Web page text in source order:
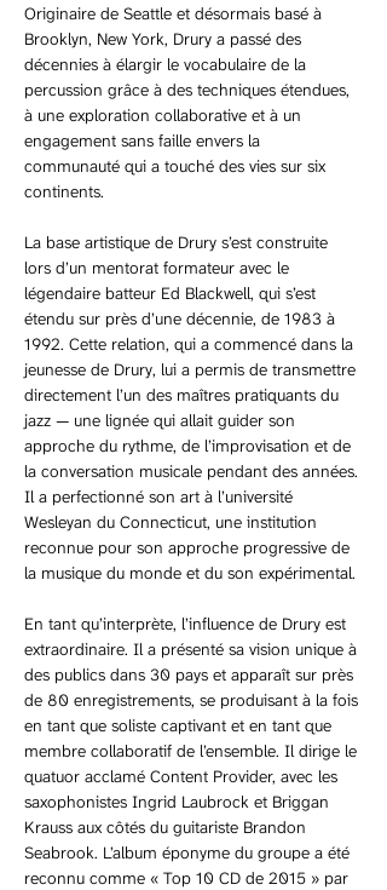
Originaire de Seattle et désormais basé à
Brooklyn, New York, Drury a passé des
décennies à élargir le vocabulaire de la
percussion grâce à des techniques étendues,
à une exploration collaborative et à un
engagement sans faille envers la
communauté qui a touché des vies sur six
continents.
La base artistique de Drury s’est construite
lors d’un mentorat formateur avec le
légendaire batteur Ed Blackwell, qui s’est
étendu sur près d’une décennie, de 1983 à
1992. Cette relation, qui a commencé dans la
jeunesse de Drury, lui a permis de transmettre
directement l’un des maîtres pratiquants du
jazz — une lignée qui allait guider son
approche du rythme, de l’improvisation et de
la conversation musicale pendant des années.
Il a perfectionné son art à l’université
Wesleyan du Connecticut, une institution
reconnue pour son approche progressive de
la musique du monde et du son expérimental.
En tant qu’interprète, l’influence de Drury est
extraordinaire. Il a présenté sa vision unique à
des publics dans 30 pays et apparaît sur près
de 80 enregistrements, se produisant à la fois
en tant que soliste captivant et en tant que
membre collaboratif de l’ensemble. Il dirige le
quatuor acclamé Content Provider, avec les
saxophonistes Ingrid Laubrock et Briggan
Krauss aux côtés du guitariste Brandon
Seabrook. L’album éponyme du groupe a été
reconnu comme « Top 10 CD de 2015 » par